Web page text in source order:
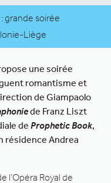
grande soirée
Liège
une soirée
romantisme et
de Giampaolo
de Franz Liszt
de Prophetic Book,
résidence Andrea
l’Opéra Royal de